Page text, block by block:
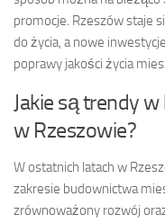
promocje. Rzeszów staje
do życia, a nowe
poprawy jakości życia
Jakie są trendy
w Rzeszowie?
W ostatnich latach w
zakresie budownictwa
zrównoważony rozwój